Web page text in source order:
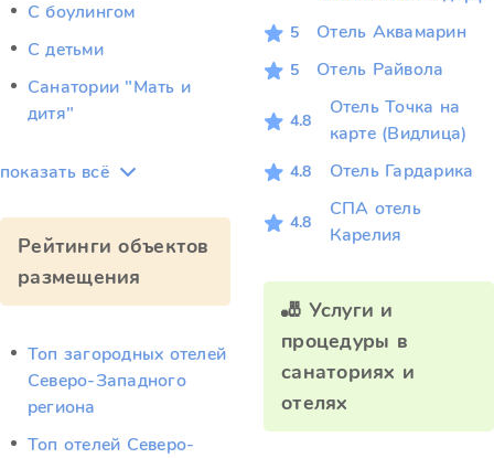
С боулингом
С детьми
Санатории "Мать и
дитя"
показать всё
Рейтинги объектов
размещения
Топ загородных отелей
Северо-Западного
региона
Топ отелей Северо-
5 Отель Аквамарин
5 Отель Райвола
4.8
Отель Точка на
карте (Видлица)
4.8 Отель Гардарика
4.8
СПА отель
Карелия
🎳 Услуги и
процедуры в
санаториях и
отелях